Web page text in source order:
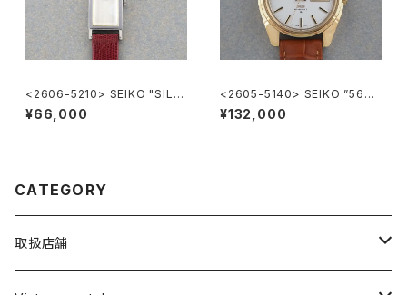
<2606-5210> SEIKO "SILV
ER885" rectangular case
¥66,000
<2605-5140> SEIKO ”56K
S" KING SEIKO
¥132,000
CATEGORY
取扱店舗